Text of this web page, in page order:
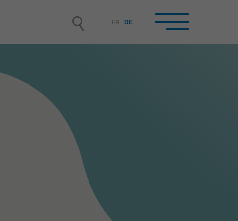
Lehrbetriebe /
Berufsbildner-innen im
Lehrbetrieb
Lehrbetrieb werden
Lernende auswählen und
Begleitung der lernenden Person
FR DE